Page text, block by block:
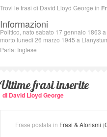
Trovi le frasi di David Lloyd George in
Informazioni
Politico, nato sabato 17 gennaio 1863
morto lunedì 26 marzo 1945 a
Parla: Inglese
Ultime frasi inserite
di David Lloyd George
Frase postata in Frasi & Aforismi (